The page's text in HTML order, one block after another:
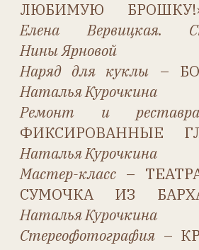
участием в работе журнала:
Наталью Козлову, Марину
Кривоногову, Людмилу
Кугелеву, Светлану
Мариевскую, Елену Маслий,
Ирину Маркову, Марию
Петрову, Наталью Сафонову и
Красноярский музей игрушки
и рукоделия, Елену Селезнёву,
Ольгу Ручкину, Нину Ярнову.
Благодарим интернет-портал
DOLLPLANET.RU за
информационную поддержку.
Отдельная благодарность
Надежде Отмер/Nadja Othmer
за помощь и представление